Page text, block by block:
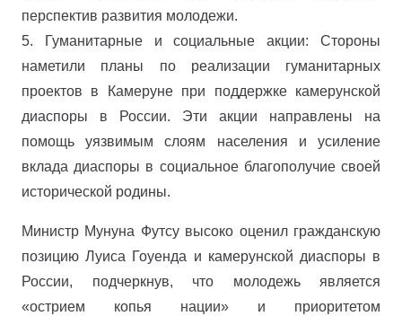
перспектив развития молодежи.
5. Гуманитарные и социальные акции: Стороны
наметили планы по реализации гуманитарных
проектов в Камеруне при поддержке камерунской
диаспоры в России. Эти акции направлены на
помощь уязвимым слоям населения и усиление
вклада диаспоры в социальное благополучие своей
исторической родины.
Министр Мунуна Футсу высоко оценил гражданскую
позицию Луиса Гоуенда и камерунской диаспоры в
России, подчеркнув, что молодежь является
«острием копья нации» и приоритетом